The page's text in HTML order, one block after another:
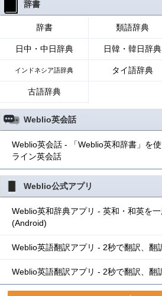
辞書
辞書 類語辞典
日中・中日辞典 日韓・韓日辞典
インドネシア語辞典 タイ語辞典
古語辞典
Weblio英会話
Weblio英会話 - 「Weblio英和辞書」を
ライン英会話
Weblio公式アプリ
Weblio英和辞典アプリ - 英和・和英を
(Android)
Weblio英語翻訳アプリ - 2秒で翻訳、翻
Weblio英語翻訳アプリ - 2秒で翻訳、翻